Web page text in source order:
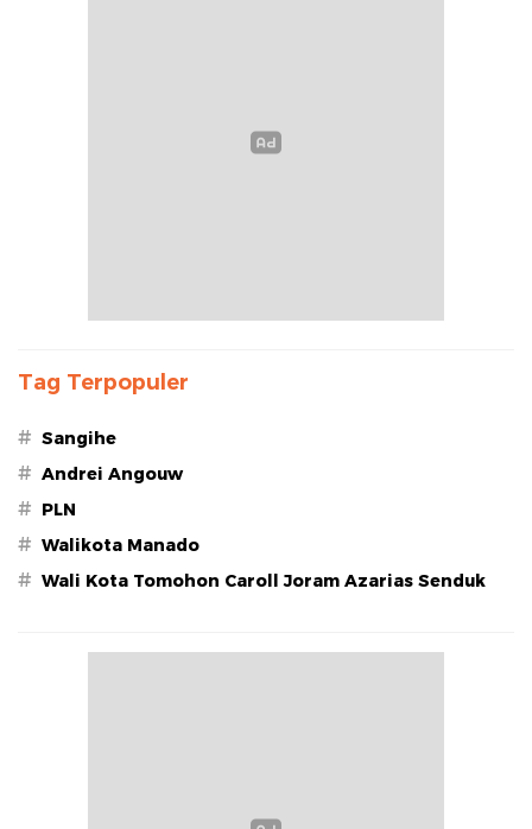
Tag Terpopuler
# Sangihe
# Andrei Angouw
# PLN
# Walikota Manado
# Wali Kota Tomohon Caroll Joram Azarias Senduk